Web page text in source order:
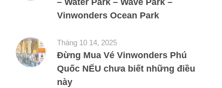
– Water Park – Wave Park –
Vinwonders Ocean Park
Tháng 10 14, 2025
Đừng Mua Vé Vinwonders Phú
Quốc NẾU chưa biết những điều
này